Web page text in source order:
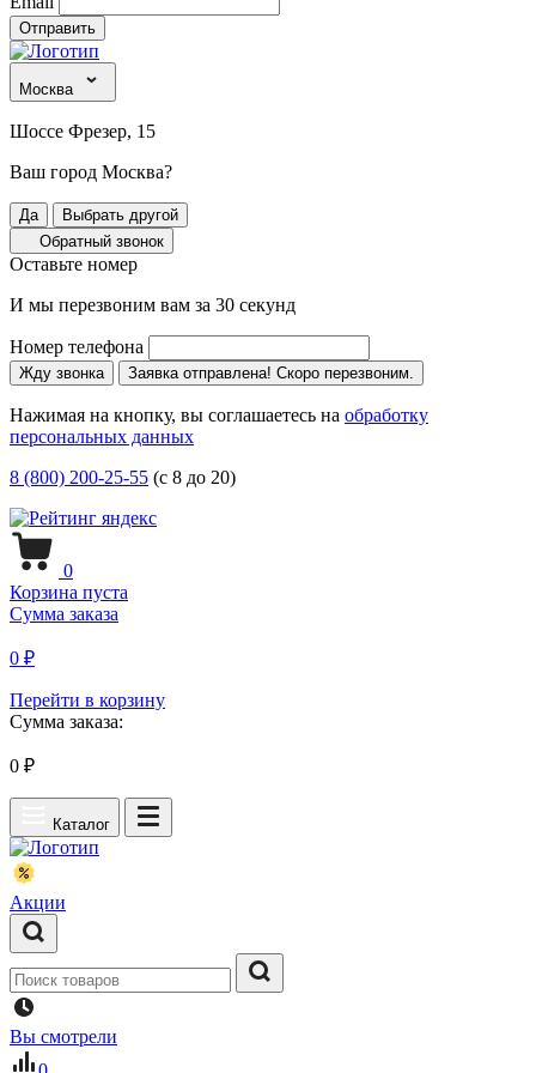
Отправить
Москва
Шоссе Фрезер, 15
Ваш город Москва?
Да
Выбрать другой
Обратный звонок
Оставьте номер
И мы перезвоним вам за 30 секунд
Номер телефона
Жду звонка Заявка отправлена! Скоро перезвоним.
Нажимая на кнопку, вы соглашаетесь на обработку
персональных данных
8 (800) 200-25-55 (с 8 до 20)
0
Корзина пуста
Сумма заказа
0 ₽
Перейти в корзину
Сумма заказа:
0 ₽
Каталог
Акции
Вы смотрели